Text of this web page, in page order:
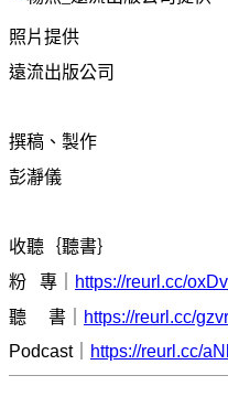
照片提供
遠流出版公司
撰稿、製作
彭瀞儀
收聽｛聽書｝
粉
專｜
https://reurl.cc/
聽
書｜
https://reurl.cc/
Podcast｜ https://reurl.cc/